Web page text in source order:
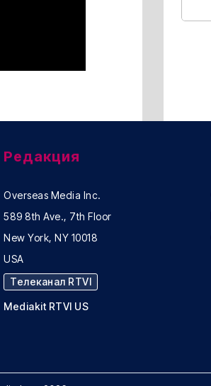
Редакция
Overseas Media Inc.
589 8th Ave., 7th Floor
New York, NY 10018
USA
Телеканал RTVI
Mediakit RTVI US